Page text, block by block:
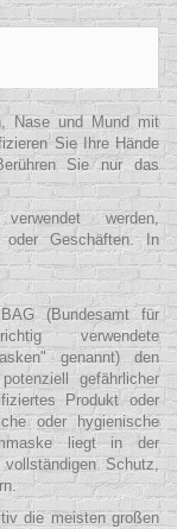
Nase und Mund mit
Sie Ihre Hände
Sie nur das
werden,
oder Geschäften. In
(Bundesamt für
verwendete
genannt) den
gefährlicher
Produkt oder
oder hygienische
liegt in der
Schutz,
die meisten großen